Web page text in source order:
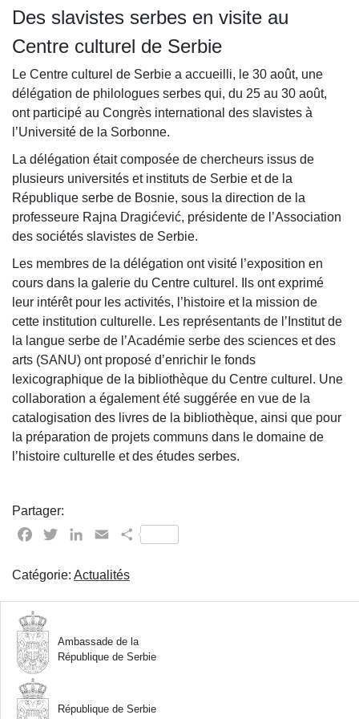
Des slavistes serbes en visite au
Centre culturel de Serbie
Le Centre culturel de Serbie a accueilli, le 30 août, une
délégation de philologues serbes qui, du 25 au 30 août,
ont participé au Congrès international des slavistes à
l’Université de la Sorbonne.
La délégation était composée de chercheurs issus de
plusieurs universités et instituts de Serbie et de la
République serbe de Bosnie, sous la direction de la
professeure Rajna Dragićević, présidente de l’Association
des sociétés slavistes de Serbie.
Les membres de la délégation ont visité l’exposition en
cours dans la galerie du Centre culturel. Ils ont exprimé
leur intérêt pour les activités, l’histoire et la mission de
cette institution culturelle. Les représentants de l’Institut de
la langue serbe de l’Académie serbe des sciences et des
arts (SANU) ont proposé d’enrichir le fonds
lexicographique de la bibliothèque du Centre culturel. Une
collaboration a également été suggérée en vue de la
catalogisation des livres de la bibliothèque, ainsi que pour
la préparation de projets communs dans le domaine de
l’histoire culturelle et des études serbes.
Partager:
Facebook
TwitterLinkedIn
EmailPartager
Catégorie: Actualités
Ambassade de la
République de Serbie
République de Serbie